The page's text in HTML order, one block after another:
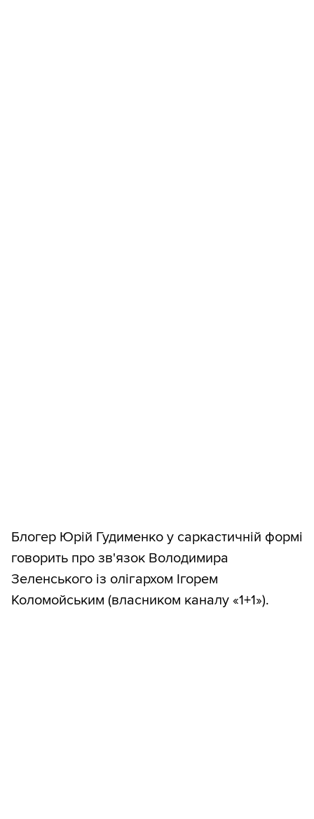
Блогер Юрій Гудименко у саркастичній формі
говорить про зв'язок Володимира
Зеленського із олігархом Ігорем
Коломойським (власником каналу «1+1»).